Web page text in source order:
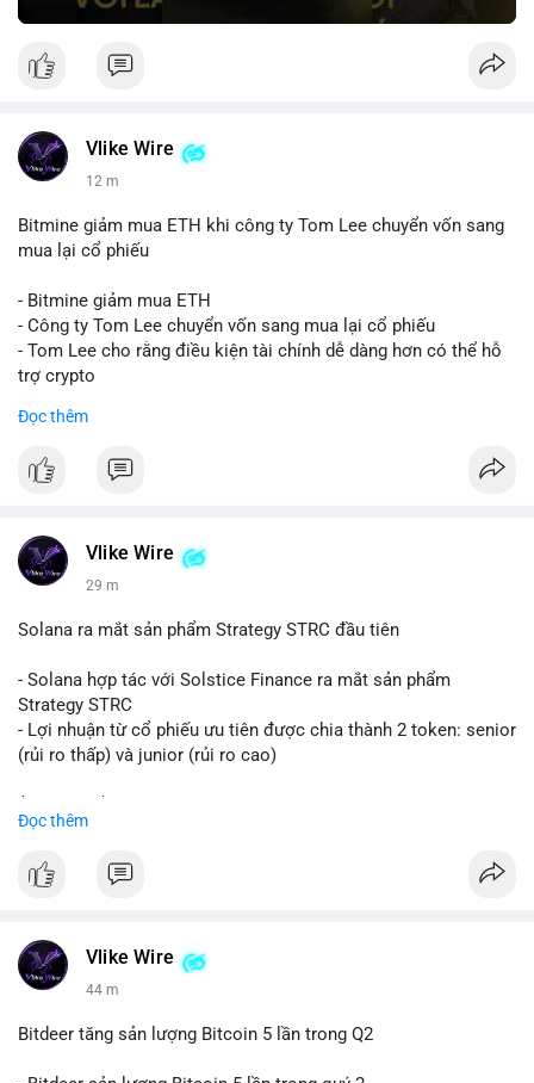
Vlike Wire
12 m
Bitmine giảm mua ETH khi công ty Tom Lee chuyển vốn sang
mua lại cổ phiếu
- Bitmine giảm mua ETH
- Công ty Tom Lee chuyển vốn sang mua lại cổ phiếu
- Tom Lee cho rằng điều kiện tài chính dễ dàng hơn có thể hỗ
trợ crypto
nghỉ tháng 8
#binancesquare
#vlikevn #titanbot
📰 Nguồn: CoinDesk
Đọc thêm
Vlike Wire
29 m
Solana ra mắt sản phẩm Strategy STRC đầu tiên
- Solana hợp tác với Solstice Finance ra mắt sản phẩm
Strategy STRC
- Lợi nhuận từ cổ phiếu ưu tiên được chia thành 2 token: senior
(rủi ro thấp) và junior (rủi ro cao)
Đọc thêm
Vlike Wire
44 m
Bitdeer tăng sản lượng Bitcoin 5 lần trong Q2